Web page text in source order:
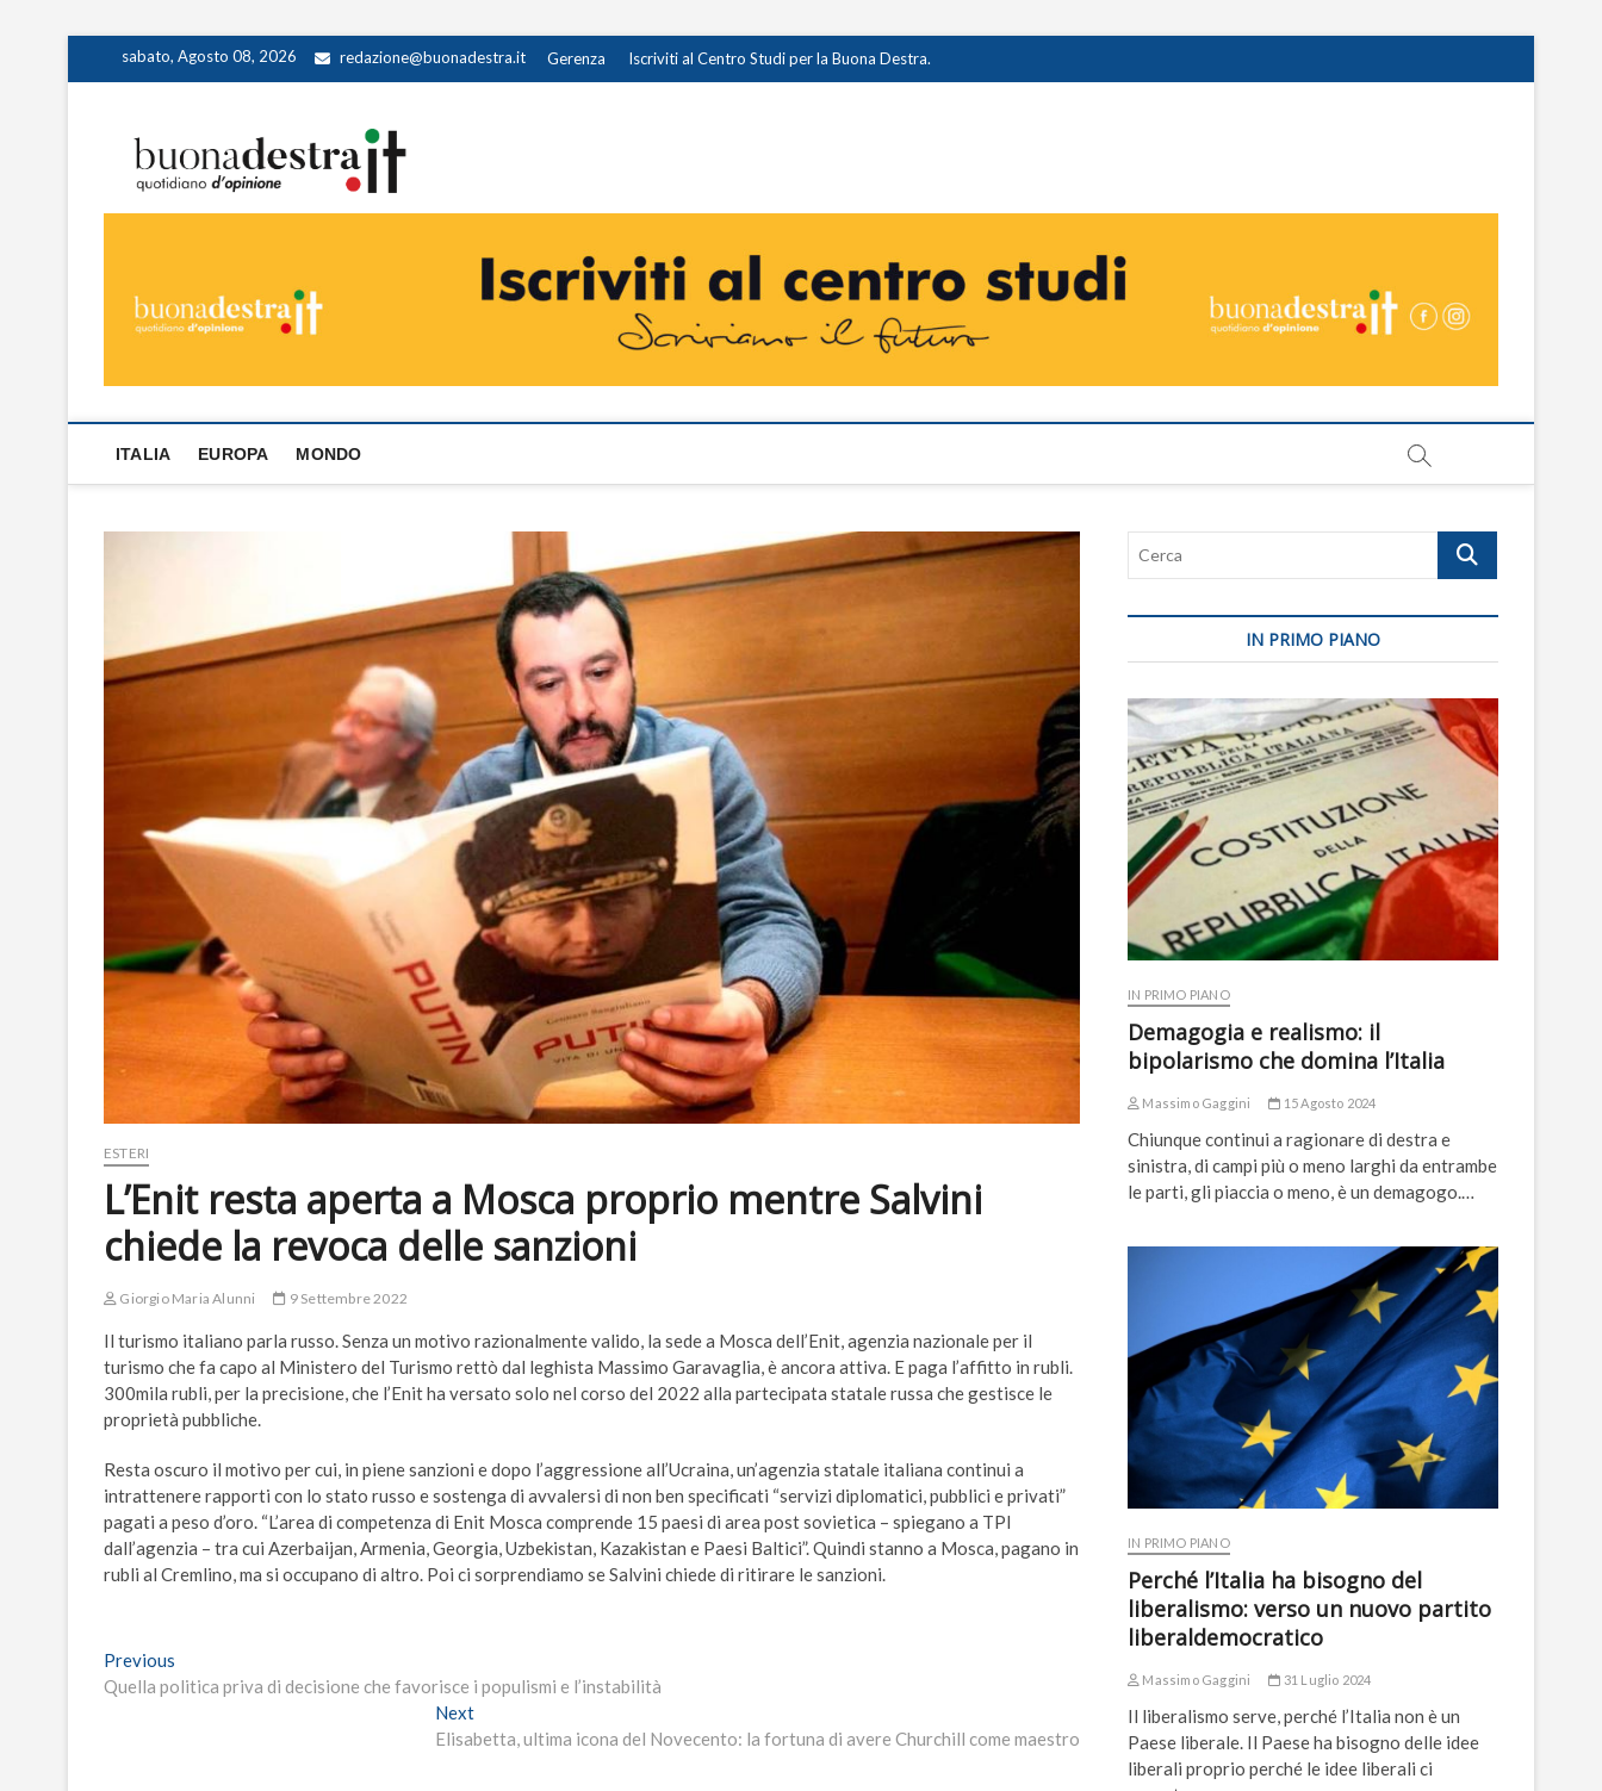
sabato, Agosto 08, 2026 redazione@buonadestra.it Gerenza Iscriviti al Centro Studi per la Buona Destra.
ITALIA EUROPA MONDO
ESTERI
L’Enit resta aperta a Mosca proprio mentre Salvini
chiede la revoca delle sanzioni
Giorgio Maria Alunni 9 Settembre 2022
Il turismo italiano parla russo. Senza un motivo razionalmente valido, la sede a Mosca dell’Enit, agenzia nazionale per il
turismo che fa capo al Ministero del Turismo rettò dal leghista Massimo Garavaglia, è ancora attiva. E paga l’affitto in rubli.
300mila rubli, per la precisione, che l’Enit ha versato solo nel corso del 2022 alla partecipata statale russa che gestisce le
proprietà pubbliche.
Resta oscuro il motivo per cui, in piene sanzioni e dopo l’aggressione all’Ucraina, un’agenzia statale italiana continui a
intrattenere rapporti con lo stato russo e sostenga di avvalersi di non ben specificati “servizi diplomatici, pubblici e privati”
pagati a peso d’oro. “L’area di competenza di Enit Mosca comprende 15 paesi di area post sovietica – spiegano a TPI
dall’agenzia – tra cui Azerbaijan, Armenia, Georgia, Uzbekistan, Kazakistan e Paesi Baltici”. Quindi stanno a Mosca, pagano in
rubli al Cremlino, ma si occupano di altro. Poi ci sorprendiamo se Salvini chiede di ritirare le sanzioni.
Navigazione
articoli
Previous
post:
Quella politica priva di decisione che favorisce i populismi e l’instabilità
NextNext
post:
Elisabetta, ultima icona del Novecento: la fortuna di avere Churchill come maestro
Cerca
IN PRIMO PIANO
IN PRIMO PIANO
Demagogia e realismo: il
bipolarismo che domina l’Italia
Massimo Gaggini 15 Agosto 2024
Chiunque continui a ragionare di destra e
sinistra, di campi più o meno larghi da entrambe
le parti, gli piaccia o meno, è un demagogo.…
IN PRIMO PIANO
Perché l’Italia ha bisogno del
liberalismo: verso un nuovo partito
liberaldemocratico
Massimo Gaggini 31 Luglio 2024
Il liberalismo serve, perché l’Italia non è un
Paese liberale. Il Paese ha bisogno delle idee
liberali proprio perché le idee liberali ci